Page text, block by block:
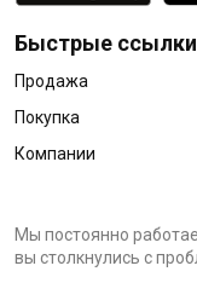
Быстрые ссылки
Продажа
Покупка
Компании
Мы постоянно
вы столкнулись с